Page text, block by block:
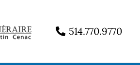
514.770.9770